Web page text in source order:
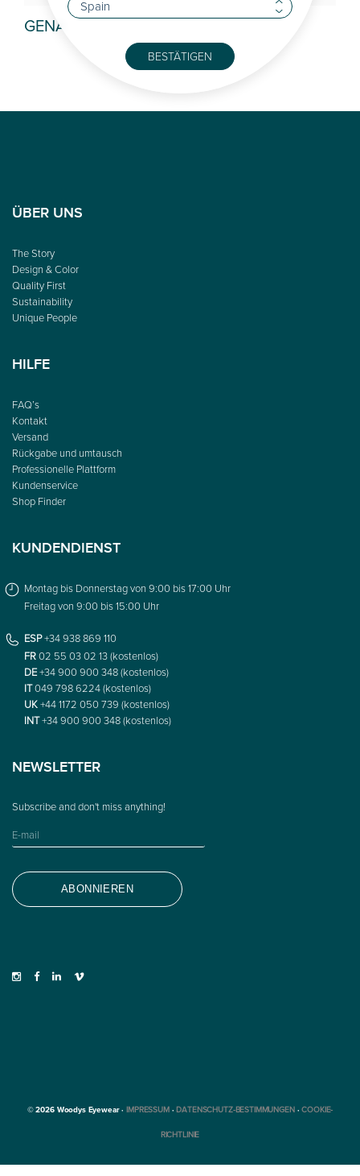
GENA
ÜBER UNS
The Story
Design & Color
Quality First
Sustainability
Unique People
HILFE
FAQ’s
Kontakt
Versand
Rückgabe und umtausch
Professionelle Plattform
Kundenservice
Shop Finder
KUNDENDIENST
Montag bis Donnerstag von 9:00 bis 17:00 Uhr
Freitag von 9:00 bis 15:00 Uhr
ESP+34 938 869 110
FR02 55 03 02 13 (kostenlos)
DE+34 900 900 348 (kostenlos)
IT049 798 6224 (kostenlos)
UK+44 1172 050 739 (kostenlos)
INT+34 900 900 348 (kostenlos)
NEWSLETTER
© 2026 Woodys Eyewear ·IMPRESSUM ·DATENSCHUTZ-BESTIMMUNGEN·COOKIE-
RICHTLINIE
BESTÄTIGEN